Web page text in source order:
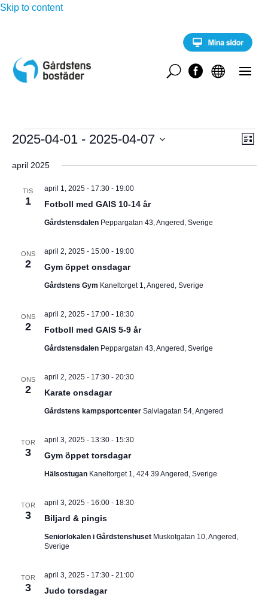
Skip to content


U
Evenemang
V
Y
E
v
n
L
s
2025-04-01 - 2025-04-07
ä
april 2025
TIS
1 Fotboll med GAIS 10-14 år
april 1, 2025 - 17:30- 19:00
Gårdstensdalen Peppargatan 43, Angered, Sverige
ONS
2 Gym öppet onsdagar
april 2, 2025 - 15:00- 19:00
Gårdstens Gym Kaneltorget 1, Angered, Sverige
ONS
2 Fotboll med GAIS 5-9 år
april 2, 2025 - 17:00- 18:30
Gårdstensdalen Peppargatan 43, Angered, Sverige
ONS
2 Karate onsdagar
april 2, 2025 - 17:30- 20:30
Gårdstens kampsportcenter Salviagatan 54, Angered
TOR
3 Gym öppet torsdagar
april 3, 2025 - 13:30- 15:30
Hälsostugan Kaneltorget 1, 424 39 Angered, Sverige
TOR
3 Biljard & pingis
april 3, 2025 - 16:00- 18:30
Seniorlokalen i Gårdstenshuset Muskotgatan 10, Angered,
Sverige
TOR
3 Judo torsdagar
april 3, 2025 - 17:30- 21:00